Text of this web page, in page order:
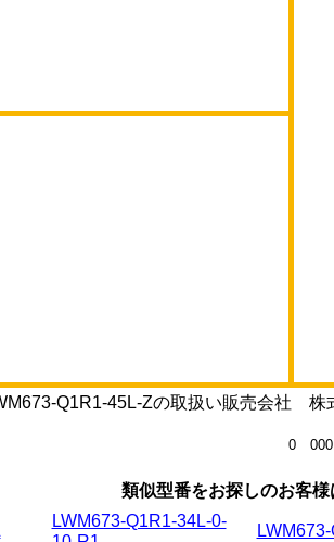
Q1R1-45L-Zの取扱い販売会社
0
類似型番をお探しのお客様
LWM673-Q1R1-34L-0-